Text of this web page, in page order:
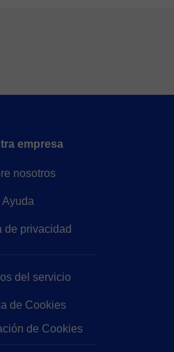
empresa
nosotros
Ayuda
de privacidad
del servicio
de Cookies
de Cookies